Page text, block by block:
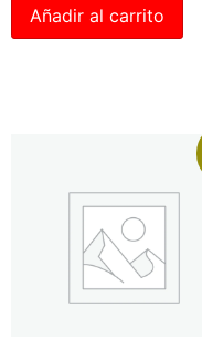
Añadir al carrito